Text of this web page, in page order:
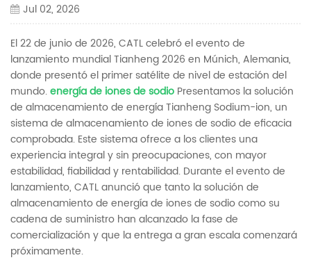
Jul 02, 2026
El 22 de junio de 2026, CATL celebró el evento de
lanzamiento mundial Tianheng 2026 en Múnich, Alemania,
donde presentó el primer satélite de nivel de estación del
mundo.energía de iones de sodio Presentamos la solución
de almacenamiento de energía Tianheng Sodium-ion, un
sistema de almacenamiento de iones de sodio de eficacia
comprobada. Este sistema ofrece a los clientes una
experiencia integral y sin preocupaciones, con mayor
estabilidad, fiabilidad y rentabilidad. Durante el evento de
lanzamiento, CATL anunció que tanto la solución de
almacenamiento de energía de iones de sodio como su
cadena de suministro han alcanzado la fase de
comercialización y que la entrega a gran escala comenzará
próximamente.